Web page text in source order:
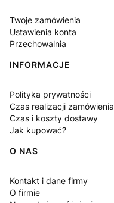
Twoje zamówienia
Ustawienia konta
Przechowalnia
INFORMACJE
Polityka prywatności
Czas realizacji zamówienia
Czas i koszty dostawy
Jak kupować?
O NAS
Kontakt i dane firmy
O firmie